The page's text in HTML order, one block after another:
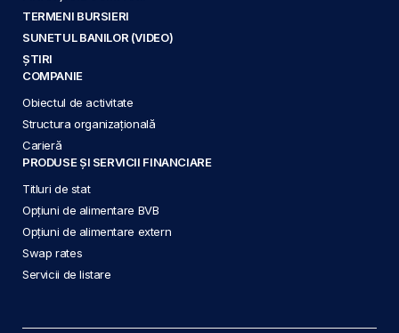
TERMENI BURSIERI
SUNETUL BANILOR (VIDEO)
ȘTIRI
COMPANIE
Obiectul de activitate
Structura organizațională
Carieră
PRODUSE ȘI SERVICII FINANCIARE
Titluri de stat
Opțiuni de alimentare BVB
Opțiuni de alimentare extern
Swap rates
Servicii de listare